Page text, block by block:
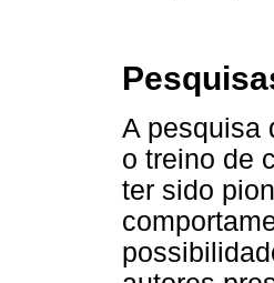
A pesquisa
o treino de
ter sido